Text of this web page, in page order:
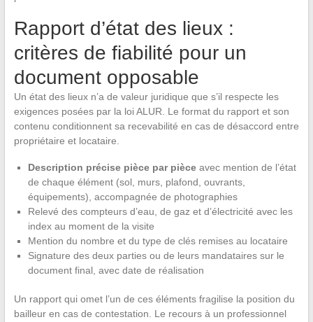
Rapport d’état des lieux :
critères de fiabilité pour un
document opposable
Un état des lieux n’a de valeur juridique que s’il respecte les
exigences posées par la loi ALUR. Le format du rapport et son
contenu conditionnent sa recevabilité en cas de désaccord entre
propriétaire et locataire.
Description précise pièce par pièceavec mention de l’état
de chaque élément (sol, murs, plafond, ouvrants,
équipements), accompagnée de photographies
Relevé des compteurs d’eau, de gaz et d’électricité avec les
index au moment de la visite
Mention du nombre et du type de clés remises au locataire
Signature des deux parties ou de leurs mandataires sur le
document final, avec date de réalisation
Un rapport qui omet l’un de ces éléments fragilise la position du
bailleur en cas de contestation. Le recours à un professionnel